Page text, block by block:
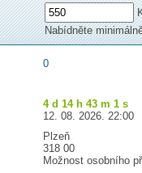
Nabídněte
0
4 d 14 h 43 m 0 s
12. 08. 2026. 22:00
Plzeň
318 00
Možnost osobního